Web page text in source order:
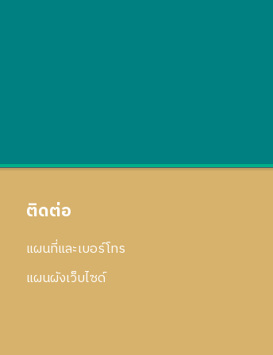
ติดต่อ
แผนที่และเบอร์โทร
แผนผังเว็บไซด์